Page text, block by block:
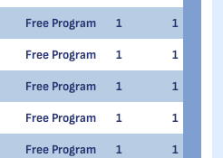
Free Program 1 1
Free Program 1 1
Free Program 1 1
Free Program 1 1
Free Program 1 1